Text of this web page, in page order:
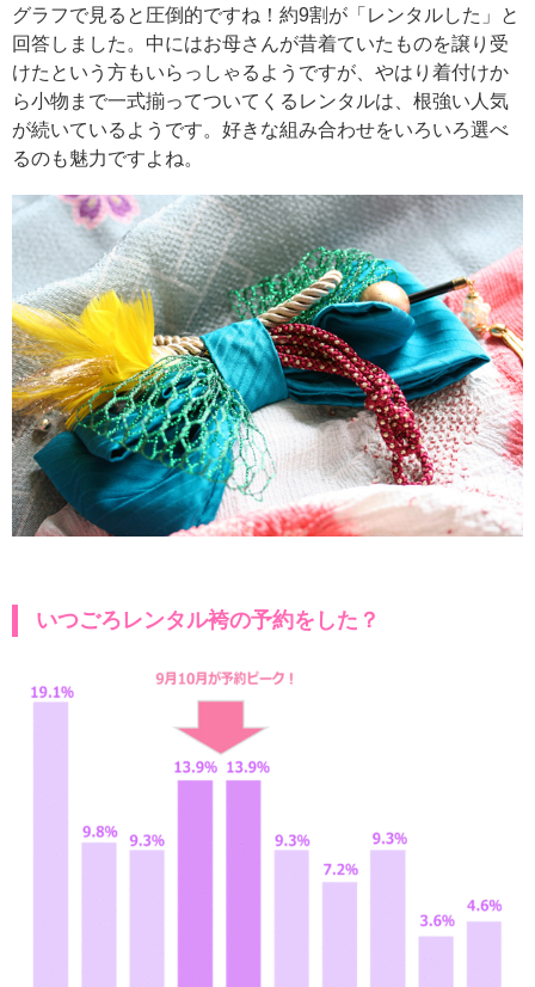
グラフで見ると圧倒的ですね！約9割が「レンタルした」と
回答しました。中にはお母さんが昔着ていたものを譲り受
けたという方もいらっしゃるようですが、やはり着付けか
ら小物まで一式揃ってついてくるレンタルは、根強い人気
が続いているようです。好きな組み合わせをいろいろ選べ
るのも魅力ですよね。
いつごろレンタル袴の予約をした？